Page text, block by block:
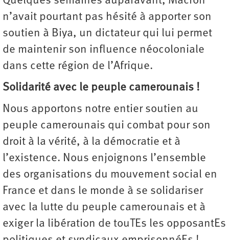
n’avait pourtant pas hésité à apporter son
soutien à Biya, un dictateur qui lui permet
de maintenir son influence néocoloniale
dans cette région de l’Afrique.
Solidarité avec le peuple camerounais !
Nous apportons notre entier soutien au
peuple camerounais qui combat pour son
droit à la vérité, à la démocratie et à
l’existence. Nous enjoignons l’ensemble
des organisations du mouvement social en
France et dans le monde à se solidariser
avec la lutte du peuple camerounais et à
exiger la libération de touTEs les opposantEs